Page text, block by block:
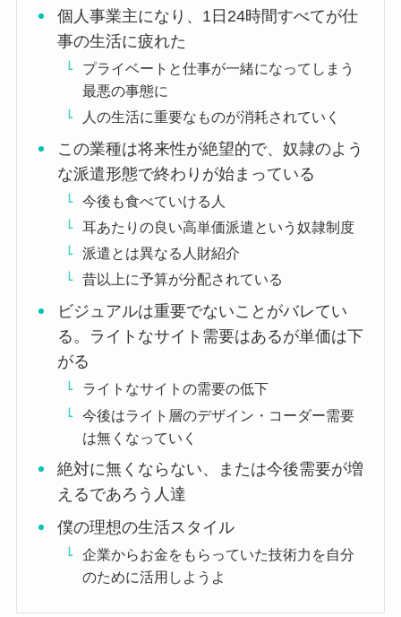
個人事業主になり、1日24時間すべてが仕
事の生活に疲れた
プライベートと仕事が一緒になってしまう
最悪の事態に
人の生活に重要なものが消耗されていく
この業種は将来性が絶望的で、奴隷のよう
な派遣形態で終わりが始まっている
今後も食べていける人
耳あたりの良い高単価派遣という奴隷制度
派遣とは異なる人財紹介
昔以上に予算が分配されている
ビジュアルは重要でないことがバレてい
る。ライトなサイト需要はあるが単価は下
がる
ライトなサイトの需要の低下
今後はライト層のデザイン・コーダー需要
は無くなっていく
絶対に無くならない、または今後需要が増
えるであろう人達
僕の理想の生活スタイル
企業からお金をもらっていた技術力を自分
のために活用しようよ